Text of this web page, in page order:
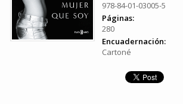
978-84-01-03005-5
Páginas:
280
Encuadernación:
Cartoné